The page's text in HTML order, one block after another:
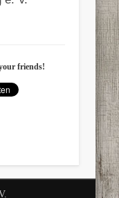
friends!